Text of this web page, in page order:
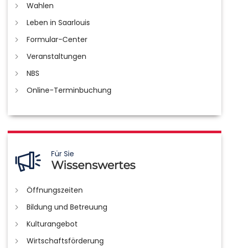
Wahlen
Leben in Saarlouis
Formular-Center
Veranstaltungen
NBS
Online-Terminbuchung
Für Sie
Wissenswertes
Öffnungszeiten
Bildung und Betreuung
Kulturangebot
Wirtschaftsförderung